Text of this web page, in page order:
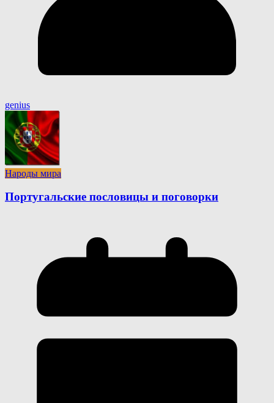
genius
Народы мира
Португальские пословицы и поговорки